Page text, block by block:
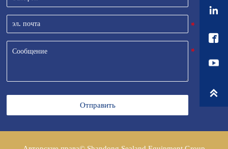
Отправить


